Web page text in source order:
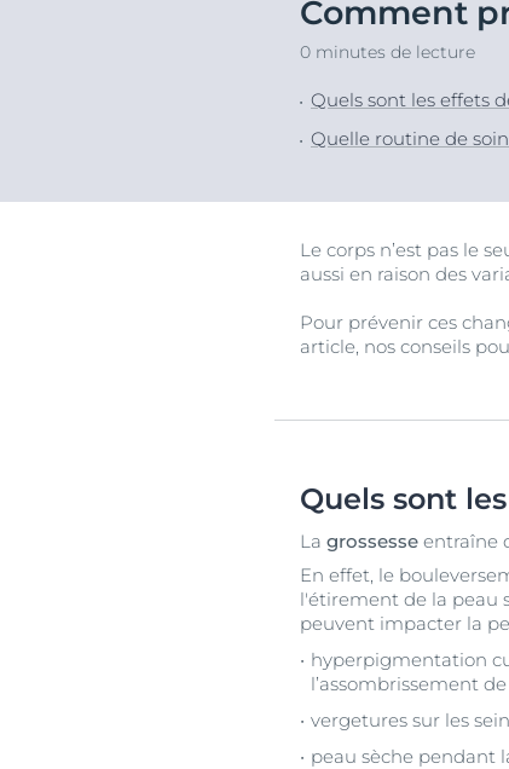
Lèvres
Peau
Peau
Cheveux
Comment
0 minutes de lecture
Quels sont les effets
Quelle routine de
Le corps n’est pas le
aussi en raison des
Pour prévenir ces
article, nos conseils
Quels sont
La grossesse entraîne
En effet, le
l'étirement de la peau
peuvent impacter la
hyperpigmentation
l’assombrissement
vergetures sur les
peau sèche pendant